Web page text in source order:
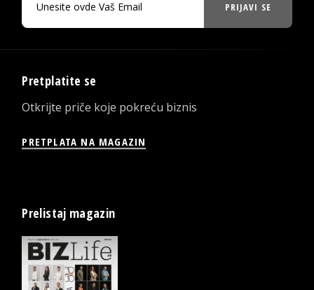
PRIJAVI SE
Pretplatite se
Otkrijte priče koje pokreću biznis
PRETPLATA NA MAGAZIN
Prelistaj magazin